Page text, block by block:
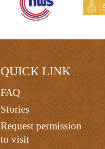
QUICK LINK
FAQ
Stories
Request permission
to visit